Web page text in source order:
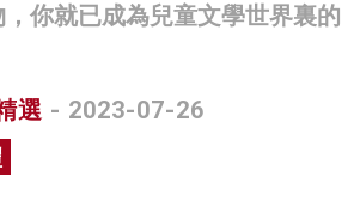
你就已成為兒童文學世界裏的
選 - 2023-07-26